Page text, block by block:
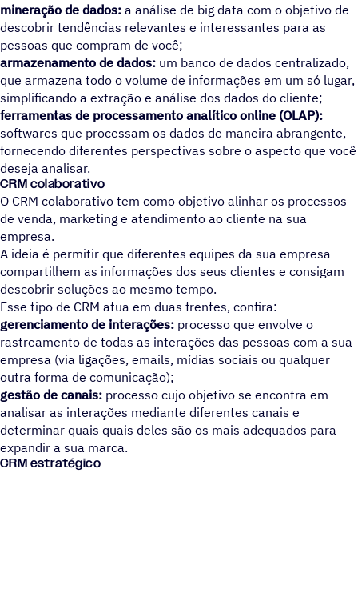
mineração de dados: a análise de big data com o objetivo de
descobrir tendências relevantes e interessantes para as
pessoas que compram de você;
armazenamento de dados: um banco de dados centralizado,
que armazena todo o volume de informações em um só lugar,
simplificando a extração e análise dos dados do cliente;
ferramentas de processamento analítico online (OLAP):
softwares que processam os dados de maneira abrangente,
fornecendo diferentes perspectivas sobre o aspecto que você
deseja analisar.
CRM colaborativo
O CRM colaborativo tem como objetivo alinhar os processos
de venda, marketing e atendimento ao cliente na sua
empresa.
A ideia é permitir que diferentes equipes da sua empresa
compartilhem as informações dos seus clientes e consigam
descobrir soluções ao mesmo tempo.
Esse tipo de CRM atua em duas frentes, confira:
gerenciamento de interações: processo que envolve o
rastreamento de todas as interações das pessoas com a sua
empresa (via ligações, emails, mídias sociais ou qualquer
outra forma de comunicação);
gestão de canais: processo cujo objetivo se encontra em
analisar as interações mediante diferentes canais e
determinar quais quais deles são os mais adequados para
expandir a sua marca.
CRM estratégico